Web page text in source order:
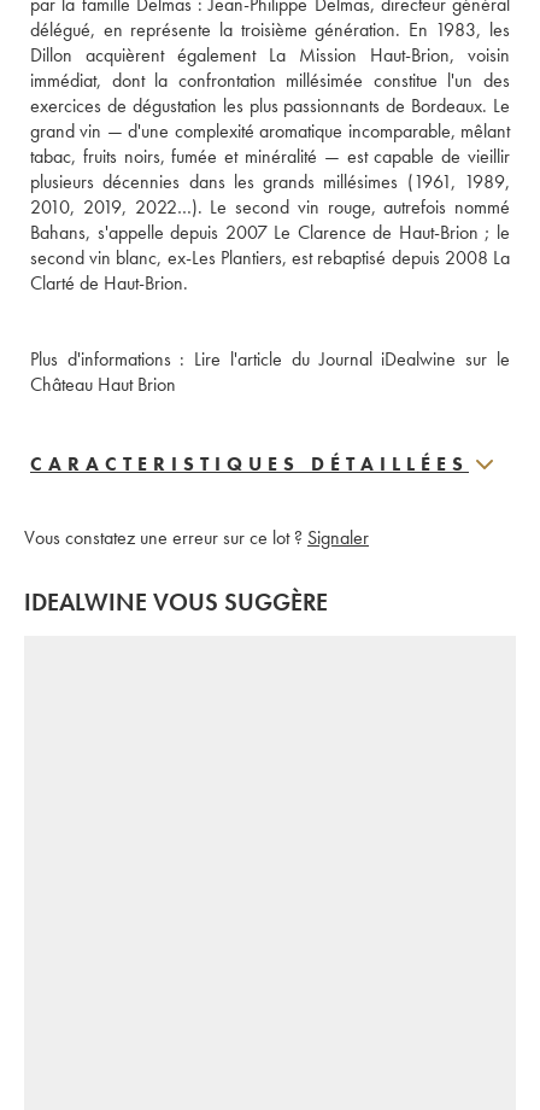
délégué, en représente la troisième génération. En 1983, les
Dillon acquièrent également La Mission Haut-Brion, voisin
immédiat, dont la confrontation millésimée constitue l'un des
exercices de dégustation les plus passionnants de Bordeaux. Le
grand vin — d'une complexité aromatique incomparable, mêlant
tabac, fruits noirs, fumée et minéralité — est capable de vieillir
plusieurs décennies dans les grands millésimes (1961, 1989,
2010, 2019, 2022…). Le second vin rouge, autrefois nommé
Bahans, s'appelle depuis 2007 Le Clarence de Haut-Brion ; le
second vin blanc, ex-Les Plantiers, est rebaptisé depuis 2008 La
Plus d'informations : Lire l'article du Journal iDealwine sur le
Château Haut Brion
CARACTERISTIQUES DÉTAILLÉES
Vous constatez une erreur sur ce lot ? Signaler
IDEALWINE VOUS SUGGÈRE